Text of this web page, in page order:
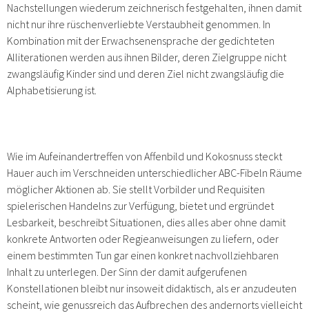
Nachstellungen wiederum zeichnerisch festgehalten, ihnen damit
nicht nur ihre rüschenverliebte Verstaubheit genommen. In
Kombination mit der Erwachsenensprache der gedichteten
Alliterationen werden aus ihnen Bilder, deren Zielgruppe nicht
zwangsläufig Kinder sind und deren Ziel nicht zwangsläufig die
Alphabetisierung ist.
Wie im Aufeinandertreffen von Affenbild und Kokosnuss steckt
Hauer auch im Verschneiden unterschiedlicher ABC-Fibeln Räume
möglicher Aktionen ab. Sie stellt Vorbilder und Requisiten
spielerischen Handelns zur Verfügung, bietet und ergründet
Lesbarkeit, beschreibt Situationen, dies alles aber ohne damit
konkrete Antworten oder Regieanweisungen zu liefern, oder
einem bestimmten Tun gar einen konkret nachvollziehbaren
Inhalt zu unterlegen. Der Sinn der damit aufgerufenen
Konstellationen bleibt nur insoweit didaktisch, als er anzudeuten
scheint, wie genussreich das Aufbrechen des andernorts vielleicht